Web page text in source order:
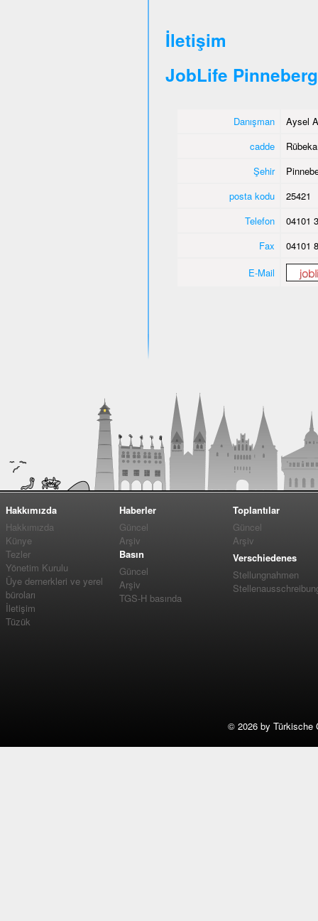
İletişim
JobLife Pinneberg
Danışman
Aysel
cadde
Şehir
posta kodu
25421
Telefon
04101
Fax
04101
E-Mail
Hakkımızda
Hakkımızda
Künye
Tezler
Yönetim Kurulu
Üye dernerkleri ve yerel
büroları
İletişim
Tüzük
Haberler
Güncel
Arşiv
Basın
Güncel
Arşiv
TGS-H basında
Toplantılar
Güncel
Arşiv
Verschiedenes
Stellungnahmen
© 2026 by Türkische